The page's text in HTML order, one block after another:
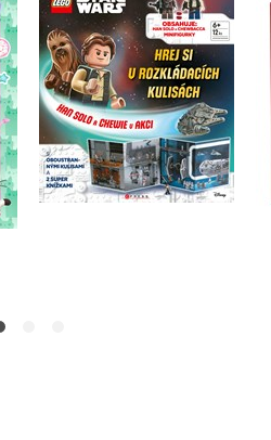
Han Solo a Chewie v
akci
Kolektiv